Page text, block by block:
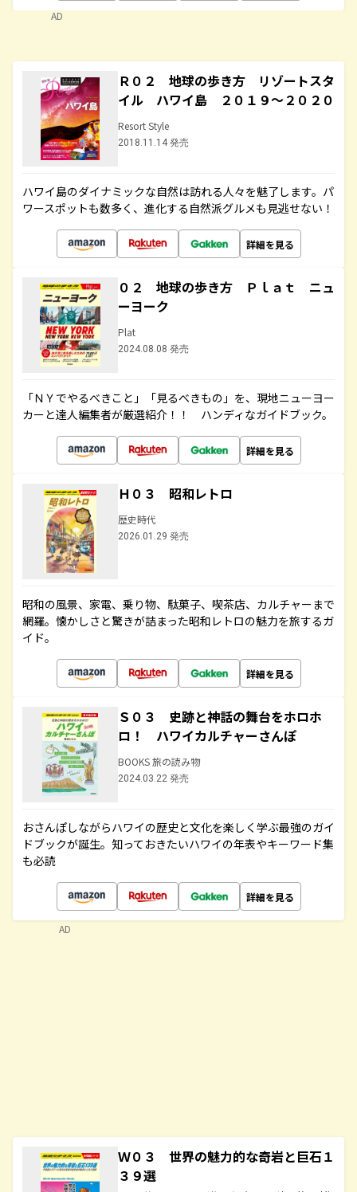
AD
Ｒ０２ 地球の歩き方 リゾートスタ
イル ハワイ島 ２０１９～２０２０
Resort Style
2018.11.14 発売
ハワイ島のダイナミックな自然は訪れる人々を魅了します。パ
ワースポットも数多く、進化する自然派グルメも見逃せない！
詳細を見る
０２ 地球の歩き方 Ｐｌａｔ ニュ
ーヨーク
Plat
2024.08.08 発売
「ＮＹでやるべきこと」「見るべきもの」を、現地ニューヨー
カーと達人編集者が厳選紹介！！ ハンディなガイドブック。
詳細を見る
Ｈ０３ 昭和レトロ
歴史時代
2026.01.29 発売
昭和の風景、家電、乗り物、駄菓子、喫茶店、カルチャーまで
網羅。懐かしさと驚きが詰まった昭和レトロの魅力を旅するガ
イド。
詳細を見る
Ｓ０３ 史跡と神話の舞台をホロホ
ロ！ ハワイカルチャーさんぽ
BOOKS 旅の読み物
2024.03.22 発売
おさんぽしながらハワイの歴史と文化を楽しく学ぶ最強のガイ
ドブックが誕生。知っておきたいハワイの年表やキーワード集
も必読
詳細を見る
Ｗ０３ 世界の魅力的な奇岩と巨石１
３９選
AD